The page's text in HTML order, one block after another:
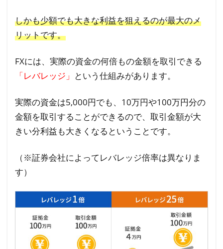
しかも少額でも大きな利益を狙えるのが最大のメ
リットです。
FXには、実際の資金の何倍もの金額を取引できる
「レバレッジ」 という仕組みがあります。
実際の資金は5,000円でも、10万円や100万円分の
金額を取引することができるので、取引金額が大
きい分利益も大きくなるということです。
（※証券会社によってレバレッジ倍率は異なりま
す）